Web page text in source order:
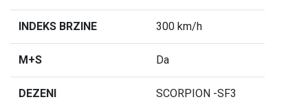
INDEKS BRZINE 300 km/h
M+S Da
DEZENI SCORPION -SF3